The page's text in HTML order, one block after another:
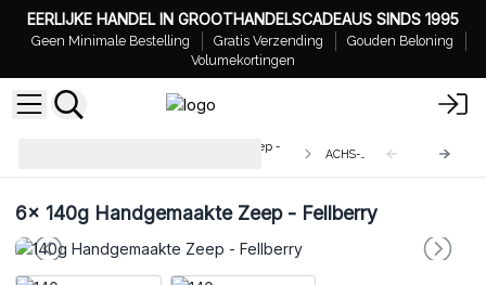
EERLIJKE HANDEL IN GROOTHANDELSCADEAUS SINDS 1995
Geen Minimale Bestelling Gratis Verzending
Gouden Beloning
Volumekortingen
Agnes & Cat - Handgemaakte Zeep -
ACHS-03
6x 140g Handgemaakte Zeep - Fellberry